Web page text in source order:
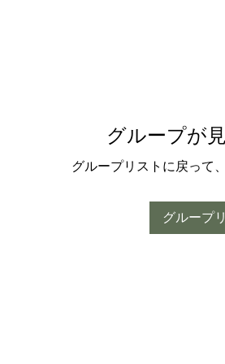
グループが
グループリストに戻って
グループ